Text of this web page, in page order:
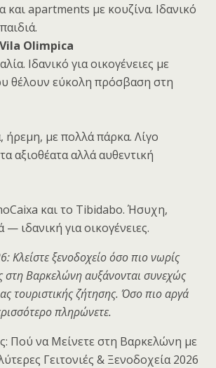
και apartments με κουζίνα. Ιδανικό
Olimpica
Ιδανικό για οικογένειες με
θέλουν εύκολη πρόσβαση στη
ήρεμη, με πολλά πάρκα. Λίγο
αξιοθέατα αλλά αυθεντική
και το Tibidabo. Ήσυχη,
— ιδανική για οικογένειες.
Κλείστε ξενοδοχείο όσο πιο νωρίς
στη Βαρκελώνη αυξάνονται συνεχώς
τουριστικής ζήτησης. Όσο πιο αργά
πληρώνετε.
Πού να Μείνετε στη Βαρκελώνη με
Γειτονιές & Ξενοδοχεία 2026